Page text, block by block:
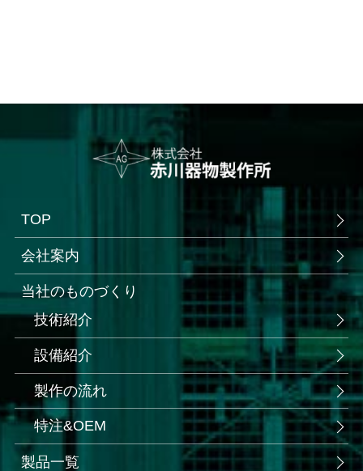
TOP
会社案内
当社のものづくり
技術紹介
設備紹介
製作の流れ
特注&OEM
製品一覧